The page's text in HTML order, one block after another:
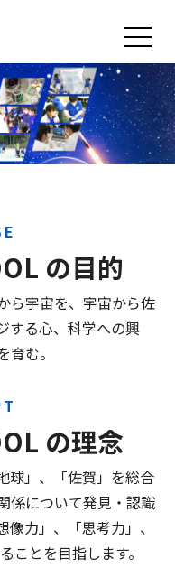
の目的
ら宇宙を、宇宙から佐
する心、科学への興
む。
の理念
球」、「佐賀」を総合
係について発見・認識
力」、「思考力」、
ことを目指します。